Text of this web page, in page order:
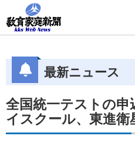
最新ニュース
全国統一テストの申
イスクール、東進衛